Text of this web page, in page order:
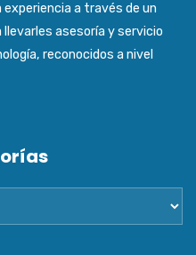
experiencia a través de un
asesoría y servicio
reconocidos a nivel